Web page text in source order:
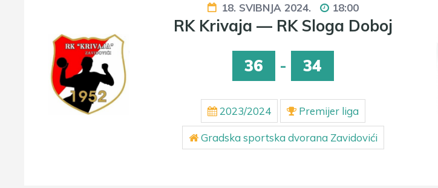
18. SVIBNJA 2024. 18:00
RK Krivaja — RK Sloga Doboj
36
- 34
2023/2024 Premijer liga
Gradska sportska dvorana Zavidovići